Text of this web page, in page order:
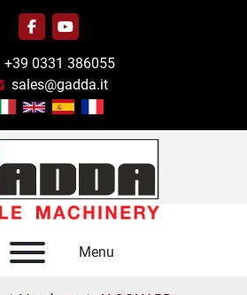
facebookyoutube
+39 0331 386055
sales@gadda.it
Menu